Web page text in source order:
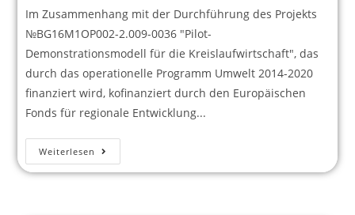
Im Zusammenhang mit der Durchführung des Projekts
№BG16M1OP002-2.009-0036 "Pilot-
Demonstrationsmodell für die Kreislaufwirtschaft", das
durch das operationelle Programm Umwelt 2014-2020
finanziert wird, kofinanziert durch den Europäischen
Fonds für regionale Entwicklung...
Weiterlesen